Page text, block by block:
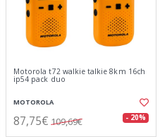
Motorola t72 walkie talkie 8km 16ch
ip54 pack duo
MOTOROLA
87,75€ 109,69€ - 20%